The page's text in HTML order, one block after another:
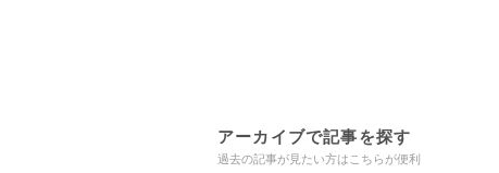
アーカイブで記事を探す
過去の記事が見たい方はこちらが便利